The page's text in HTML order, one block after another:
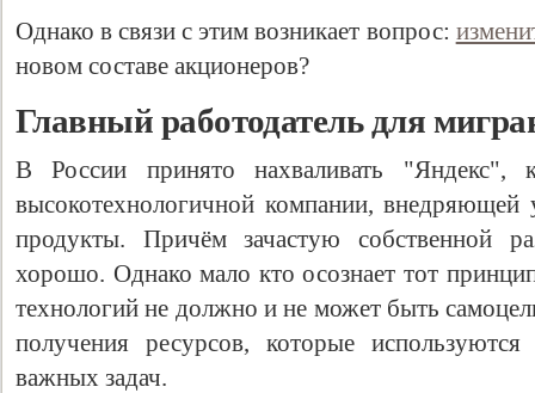
Однако в связи с этим возникает вопрос:
новом составе акционеров?
Главный работодатель для
В России принято нахваливать "Яндекс",
высокотехнологичной компании,
продукты. Причём зачастую собственной
хорошо. Однако мало кто осознает тот
технологий не должно и не может быть
получения ресурсов, которые
важных задач.